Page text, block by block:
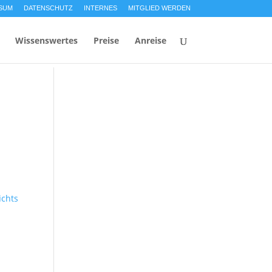
DATENSCHUTZ INTERNES MITGLIED WERDEN
Wissenswertes Preise Anreise